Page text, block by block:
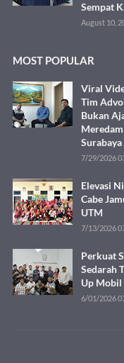
Sempat
August 10,
MOST POPULAR
Viral
Tim
Bukan
Surabaya
7/29/2026
Elevasi
Cabe
UTM
7/13/2026
Perkuat
Sedarah
Up Mobil
6/01/2026